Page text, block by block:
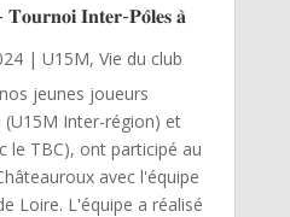
𝐈𝐧𝐭𝐞𝐫-𝐏𝐨̂𝐥𝐞𝐬 𝐚̀
| U15M, Vie du club
jeunes joueurs
(U15M Inter-région) et
le TBC), ont participé au
avec l'équipe
Loire. L'équipe a réalisé